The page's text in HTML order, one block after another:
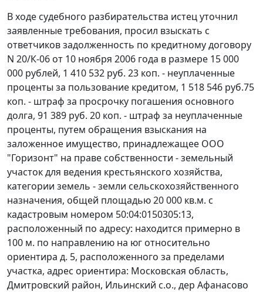
В ходе судебного разбирательства истец уточнил
заявленные требования, просил взыскать с
ответчиков задолженность по кредитному договору
N 20/К-06 от 10 ноября 2006 года в размере 15 000
000 рублей, 1 410 532 руб. 23 коп. - неуплаченные
проценты за пользование кредитом, 1 518 546 руб.75
коп. - штраф за просрочку погашения основного
долга, 91 389 руб. 20 коп. - штраф за неуплаченные
проценты, путем обращения взыскания на
заложенное имущество, принадлежащее ООО
"Горизонт" на праве собственности - земельный
участок для ведения крестьянского хозяйства,
категории земель - земли сельскохозяйственного
назначения, общей площадью 20 000 кв.м. с
кадастровым номером 50:04:0150305:13,
расположенный по адресу: находится примерно в
100 м. по направлению на юг относительно
ориентира д. 5, расположенного за пределами
участка, адрес ориентира: Московская область,
Дмитровский район, Ильинский с.о., дер Афанасово